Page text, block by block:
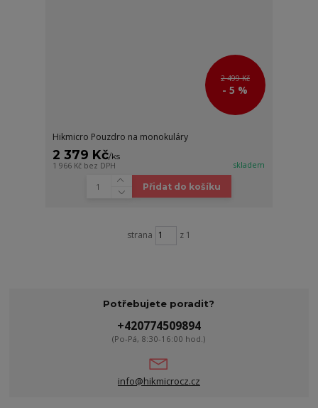
2 499 Kč
- 5 %
Hikmicro Pouzdro na monokuláry
2 379 Kč/ks
1 966 Kč bez DPH skladem
Přidat do košíku
strana z 1
Potřebujete poradit?
+420774509894
(Po-Pá, 8:30-16:00 hod.)
info@hikmicrocz.cz